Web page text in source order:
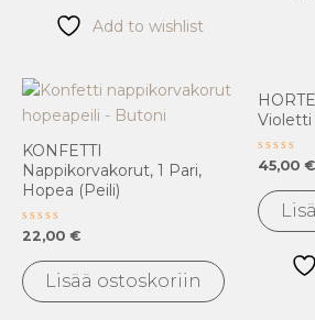
Add to wishlist
KONFETTI
Nappikorvakorut, 1 Pari,
Hopea (peili)
Arvostelu
tuotteesta:
/
5
22,00 €
Lisää ostoskoriin
Violetti
/
5
45,00 €